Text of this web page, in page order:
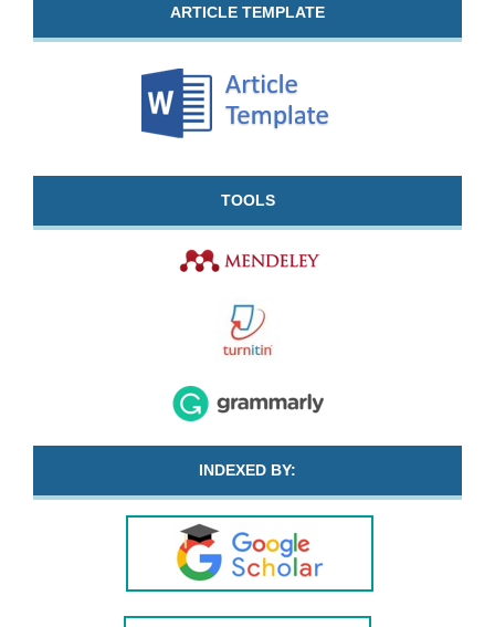
ARTICLE TEMPLATE
TOOLS
INDEXED BY: